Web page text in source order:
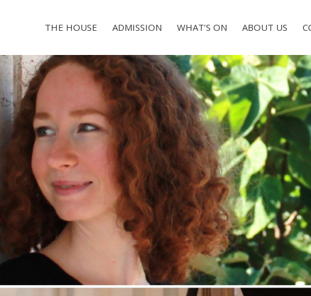
THE HOUSE ADMISSION WHAT’S ON ABOUT US